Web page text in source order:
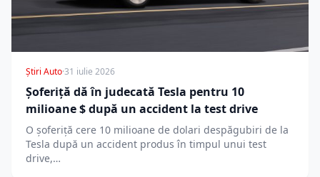
Știri Auto·31 iulie 2026
Șoferiță dă în judecată Tesla pentru 10
milioane $ după un accident la test drive
O șoferiță cere 10 milioane de dolari despăgubiri de la
Tesla după un accident produs în timpul unui test
drive,…